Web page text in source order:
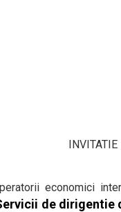
INVITATIE
economici
de dirigentie